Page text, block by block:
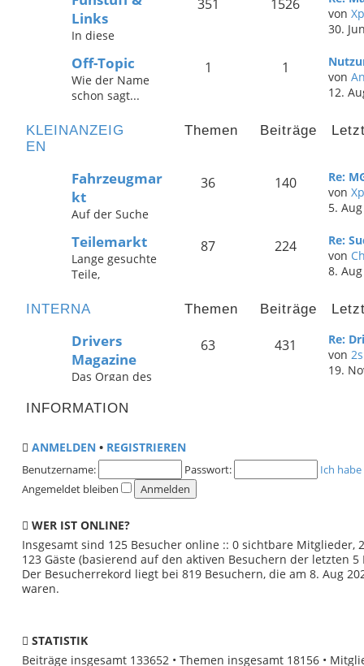
otor seit 2005
Marvel,
Cyberster und
weitere MG EV
Modelle seit
2005
Wetter mit
seinem MG?
Keine Idee?
ja hier was
Interessantes!
Links
In diese
all das rein, was
mit MGs im Web
zu tun hat -
Links,
MG-Surftrip
startet hier!
351 1526
von
30.
Off-Topic
Wie der Name
schon sagt...
in die anderen
nach 60 Tagen
Inaktivität
automatisch
gelöscht.
1 1
von
12.
KLEINANZEIG
EN
Themen Beiträge
Fahrzeugmar
kt
Auf der Suche
Vielleicht ist hier
der richtige
dabei - oder ein
interessanter
Suchanzeigen
sind hier
erwünscht!
36 140
Re:
von
5.
Teilemarkt
Lange gesuchte
Teile,
von
n,
Gebrauchtteile
... hier wird man
fündig! Oder
meldet sich auf
Suchanzeige,
wer weiß?
87 224
Re:
von
8.
INTERNA Themen Beiträge
Drivers
Magazine
Das Organ des
Drivers
Mithilfe sind
hier gerne
gesehen. Hier
tummelt sich die
Layout-
Department!
63 431
Re:
von
19.
INFORMATION
ANMELDEN • REGISTRIEREN
Benutzername: Passwort:
Ich
Angemeldet bleiben
WER IST ONLINE?
Insgesamt sind 125 Besucher online :: 0 sichtbare Mitglieder,
123 Gäste (basierend auf den aktiven Besuchern der letzten
Der Besucherrekord liegt bei 819 Besuchern, die am 8. Aug
waren.
STATISTIK
Beiträge insgesamt 133652 • Themen insgesamt 18156 •